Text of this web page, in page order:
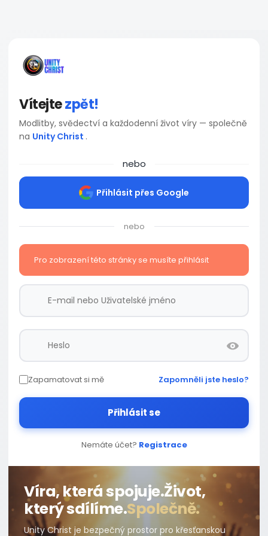
Vítejtezpět!
Modlitby, svědectví a každodenní život víry — společně
na Unity Christ .
nebo
Přihlásit přes Google
nebo
Pro zobrazení této stránky se musíte přihlásit
Zapamatovat si mě Zapomněli jste heslo?
Přihlásit se
Nemáte účet? Registrace
Víra, která spojuje.Život,
který sdílíme.Společně.
Unity Christ je bezpečný prostor pro křesťanskou